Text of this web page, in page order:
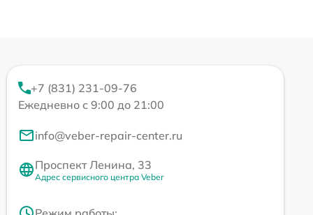
+7 (831) 231-09-76
Ежедневно с 9:00 до 21:00
info@veber-repair-center.ru
Проспект Ленина, 33
Адрес сервисного центра Veber